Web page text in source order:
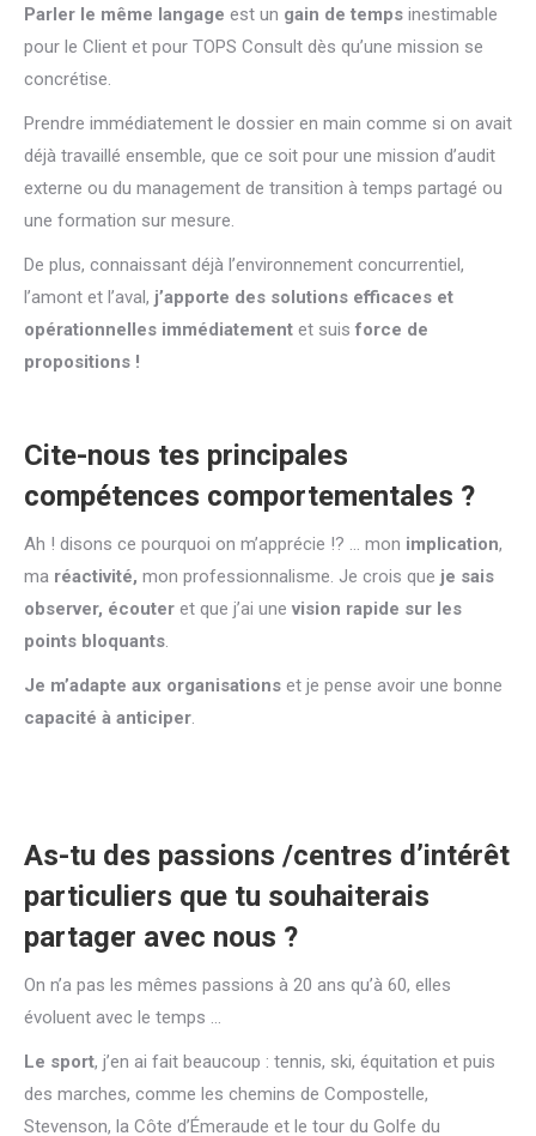
Parler le même langage est un gain de temps inestimable
pour le Client et pour TOPS Consult dès qu’une mission se
concrétise.
Prendre immédiatement le dossier en main comme si on avait
déjà travaillé ensemble, que ce soit pour une mission d’audit
externe ou du management de transition à temps partagé ou
une formation sur mesure.
De plus, connaissant déjà l’environnement concurrentiel,
l’amont et l’aval, j’apporte des solutions efficaces et
opérationnelles immédiatement et suis force de
propositions !
Cite-nous tes principales
compétences comportementales ?
Ah ! disons ce pourquoi on m’apprécie !? … mon implication,
ma réactivité, mon professionnalisme. Je crois que je sais
observer, écouter et que j’ai une vision rapide sur les
points bloquants.
Je m’adapte aux organisations et je pense avoir une bonne
capacité à anticiper.
As-tu des passions /centres d’intérêt
particuliers que tu souhaiterais
partager avec nous ?
On n’a pas les mêmes passions à 20 ans qu’à 60, elles
évoluent avec le temps …
Le sport, j’en ai fait beaucoup : tennis, ski, équitation et puis
des marches, comme les chemins de Compostelle,
Stevenson, la Côte d’Émeraude et le tour du Golfe du